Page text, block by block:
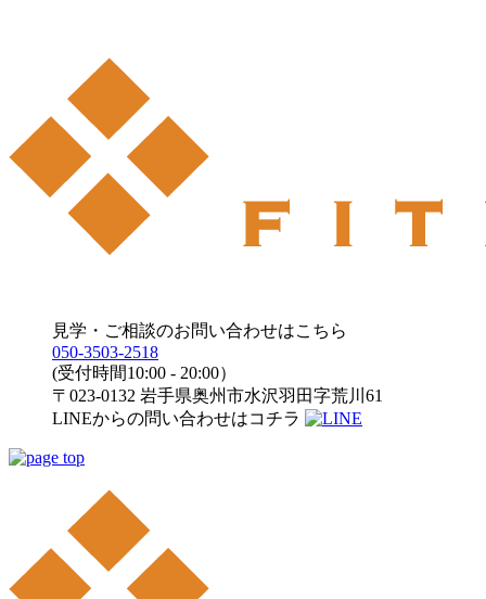
見学・ご相談のお問い合わせはこちら
050-3503-2518
(受付時間10:00 - 20:00）
〒023-0132 岩手県奥州市水沢羽田字荒川61
LINEからの問い合わせはコチラ